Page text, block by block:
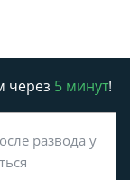
через 5 минут!